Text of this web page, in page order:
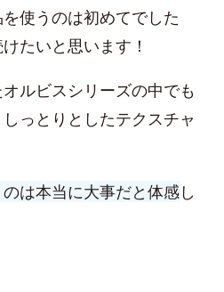
使うのは初めてでした
たいと思います！
ルビスシリーズの中でも
っとりとしたテクスチャ
は本当に大事だと体感し